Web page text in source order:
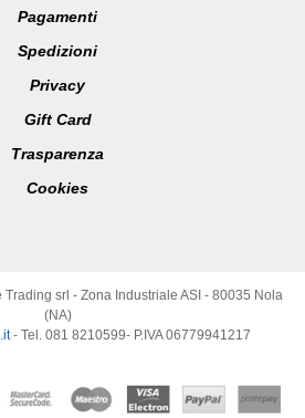
Pagamenti
Spedizioni
Privacy
Gift Card
Trasparenza
Cookies
srl - Zona Industriale ASI - 80035 Nola
(NA)
- Tel. 081 8210599- P.IVA 06779941217